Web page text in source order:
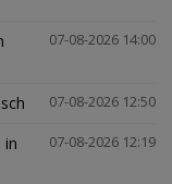
07-08-2026 14:00
07-08-2026 12:50
07-08-2026 12:19
in